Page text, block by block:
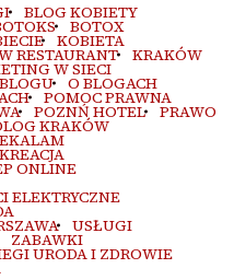
BLOG KOBIETY
BOTOX
KOBIETA
RESTAURANT KRAKÓW
W SIECI
O BLOGACH
POMOC PRAWNA
POZNŃ HOTEL PRAWO
KRAKÓW
ONLINE
ELEKTRYCZNE
USŁUGI
ZABAWKI
URODA I ZDROWIE